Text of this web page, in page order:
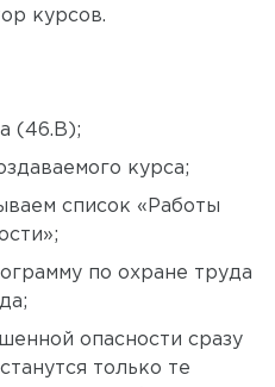
курсов.
(46.В);
курса;
список «Работы
по охране труда
опасности сразу
только те